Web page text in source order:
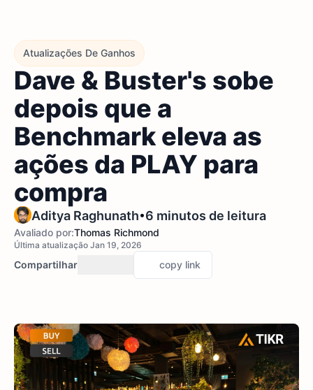
Atualizações De Ganhos
Dave & Buster's sobe
depois que a
Benchmark eleva as
ações da PLAY para
compra
Aditya Raghunath•6 minutos de leitura
Avaliado por:Thomas Richmond
Última atualização Jan 19, 2026
Compartilhar copy link